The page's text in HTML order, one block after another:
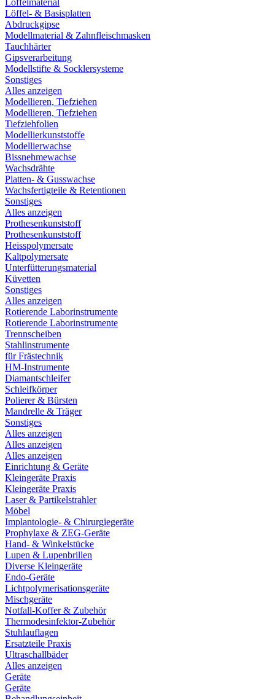
Löffelmaterial
Löffel- & Basisplatten
Abdruckgipse
Modellmaterial & Zahnfleischmasken
Tauchhärter
Gipsverarbeitung
Modellstifte & Socklersysteme
Sonstiges
Alles anzeigen
Modellieren, Tiefziehen
Modellieren, Tiefziehen
Tiefziehfolien
Modellierkunststoffe
Modellierwachse
Bissnehmewachse
Wachsdrähte
Platten- & Gusswachse
Wachsfertigteile & Retentionen
Sonstiges
Alles anzeigen
Prothesenkunststoff
Prothesenkunststoff
Heisspolymersate
Kaltpolymersate
Unterfütterungsmaterial
Küvetten
Sonstiges
Alles anzeigen
Rotierende Laborinstrumente
Rotierende Laborinstrumente
Trennscheiben
Stahlinstrumente
für Frästechnik
HM-Instrumente
Diamantschleifer
Schleifkörper
Polierer & Bürsten
Mandrelle & Träger
Sonstiges
Alles anzeigen
Alles anzeigen
Alles anzeigen
Einrichtung & Geräte
Kleingeräte Praxis
Kleingeräte Praxis
Laser & Partikelstrahler
Möbel
Implantologie- & Chirurgiegeräte
Prophylaxe & ZEG-Geräte
Hand- & Winkelstücke
Lupen & Lupenbrillen
Diverse Kleingeräte
Endo-Geräte
Lichtpolymerisationsgeräte
Mischgeräte
Notfall-Koffer & Zubehör
Thermodesinfektor-Zubehör
Stuhlauflagen
Ersatzteile Praxis
Ultraschallbäder
Alles anzeigen
Geräte
Geräte